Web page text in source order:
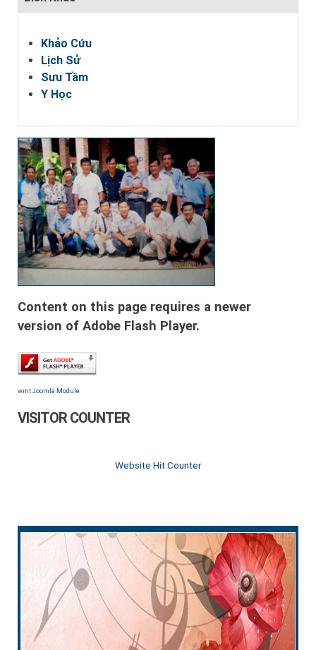
Khảo Cứu
Lịch Sử
Sưu Tầm
Y Học
Content on this page requires a newer
version of Adobe Flash Player.
wmt Joomla Module
VISITOR COUNTER
Website Hit Counter